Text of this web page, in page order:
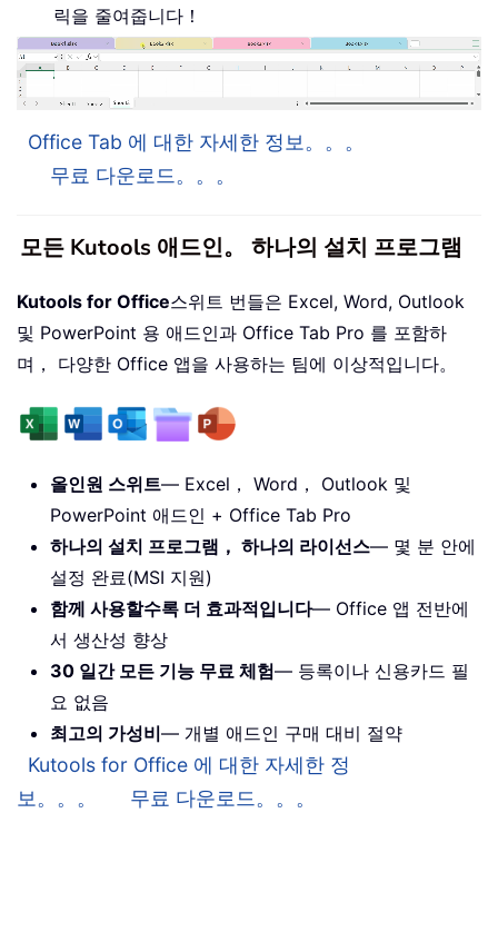
릭을 줄여줍니다！
Office Tab 에 대한 자세한 정보。。。
무료 다운로드。。。
모든 Kutools 애드인。 하나의 설치 프로그램
Kutools for Office스위트 번들은 Excel, Word, Outlook
및 PowerPoint 용 애드인과 Office Tab Pro 를 포함하
며， 다양한 Office 앱을 사용하는 팀에 이상적입니다。
올인원 스위트— Excel， Word， Outlook 및
PowerPoint 애드인 + Office Tab Pro
하나의 설치 프로그램， 하나의 라이선스— 몇 분 안에
설정 완료(MSI 지원)
함께 사용할수록 더 효과적입니다— Office 앱 전반에
서 생산성 향상
30 일간 모든 기능 무료 체험— 등록이나 신용카드 필
요 없음
최고의 가성비— 개별 애드인 구매 대비 절약
Kutools for Office 에 대한 자세한 정
보。。。
무료 다운로드。。。